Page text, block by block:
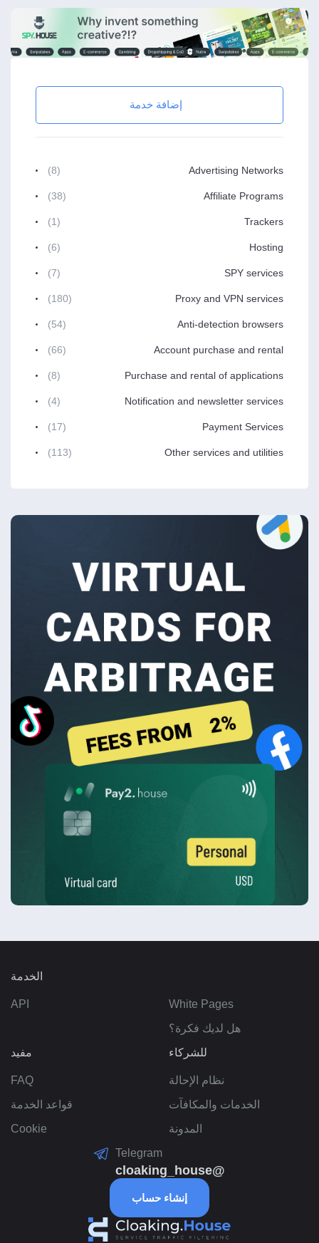
إضافة خدمة
Advertising Networks
(8)
Affiliate Programs
(38)
Trackers
(1)
Hosting
(6)
SPY services
(7)
Proxy and VPN services
(180)
Anti-detection browsers
(54)
Account purchase and rental
(66)
Purchase and rental of applications
(8)
Notification and newsletter services
(4)
Payment Services
(17)
Other services and utilities
(113)
الخدمة
White Pages
API
هل لديك فكرة؟
للشركاء
نظام الإحالة
الخدمات والمكافآت
المدونة
مفيد
FAQ
قواعد الخدمة
Cookie
Telegram
@cloaking_house
إنشاء حساب